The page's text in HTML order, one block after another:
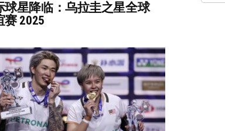
球星降临：乌拉圭之星全球
赛 2025